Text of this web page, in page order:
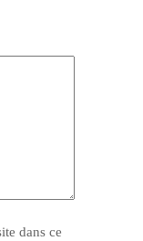
dans ce